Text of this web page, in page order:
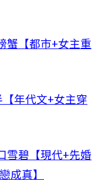
蟹【都市+女主重
【年代文+女主穿
雪碧【現代+先婚
成真】